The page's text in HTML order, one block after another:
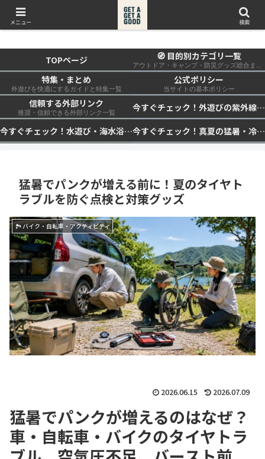
get a get a good
TOPページ 🧭 目的別カテゴリ一覧
アウトドア・キャンプ・防災グッズ総合まとめ
特集・まとめ
外遊びを快適にするガイドと特集一覧
公式ポリシー
当サイトの基本ポリシー
信頼する外部リンク
推奨・信頼できる外部リンク一覧
今すぐチェック！外遊びの紫外線対策・日差し快適化計画｜帽子・日傘・ウェア・日焼け止めを総まとめ☀️🏕️👓
今すぐチェック！水遊び・海水浴の快適化計画｜浮き輪・服装・日陰・安全対策を総まとめ🏖️🌊✨
今すぐチェック！真夏の猛暑・冷却・保冷快適化計画｜外遊び・キャンプ・車中泊の暑さ対策を総まとめ☀️🧊🏕️
猛暑でパンクが増える前に！夏のタイヤト
ラブルを防ぐ点検と対策グッズ
🏞 バイク・自転車・アクティビティ
2026.06.15 2026.07.09
猛暑でパンクが増えるのはなぜ？
車・自転車・バイクのタイヤトラ
メニュー 検索